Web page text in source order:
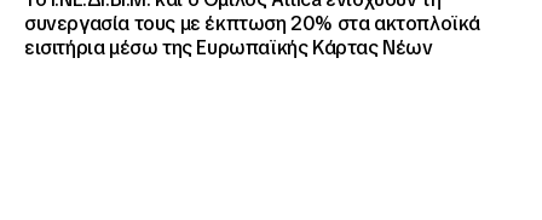
συνεργασία τους με έκπτωση 20% στα ακτοπλοϊκά
εισιτήρια μέσω της Ευρωπαϊκής Κάρτας Νέων